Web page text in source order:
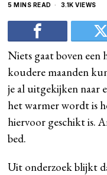
5 MINS READ 3.1K VIEWS
Niets gaat boven een
koudere maanden
je al uitgekijken naar
het warmer wordt is
hiervoor geschikt is.
bed.
Uit onderzoek blijkt